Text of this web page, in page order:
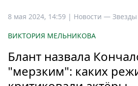
Все
Россия
Мир
8 мая 2024, 14:59 | Новости — Звезды
ВИКТОРИЯ МЕЛЬНИКОВА
Блант назвала
"мерзким": каких